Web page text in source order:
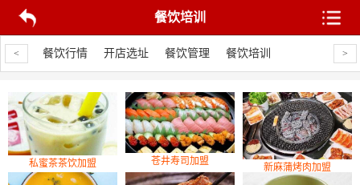
餐饮培训
<
线 餐饮行情 开店选址 餐饮管理 餐饮培训 >
私蜜茶茶饮加盟 苍井寿司加盟
新麻蒲烤肉加盟